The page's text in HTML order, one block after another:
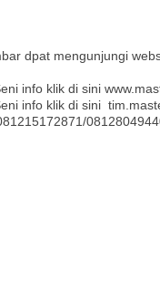
dpat mengunjungi
info klik di sini
info klik di sini